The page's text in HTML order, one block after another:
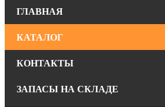
ГЛАВНАЯ
КАТАЛОГ
КОНТАКТЫ
ЗАПАСЫ НА СКЛАДЕ